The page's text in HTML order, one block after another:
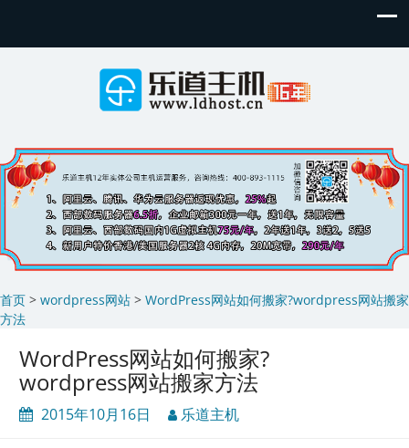
首页 > wordpress网站 > WordPress网站如何搬家?wordpress网站搬家
方法
WordPress网站如何搬家?
wordpress网站搬家方法
2015年10月16日 乐道主机